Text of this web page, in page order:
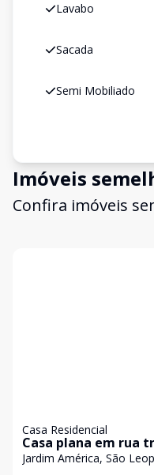
Lavabo
Sacada
Semi Mobiliado
Imóveis
Confira imóveis
Casa Residencial
Casa plana em rua
Jardim América, São